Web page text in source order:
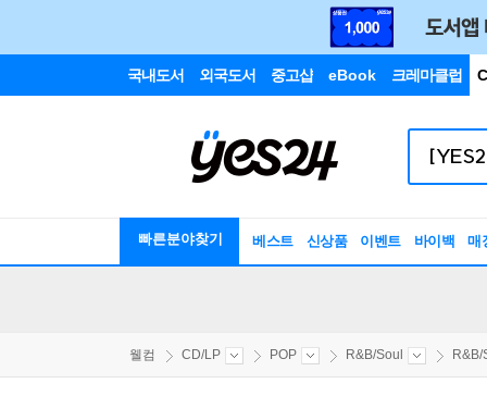
국내도서 외국도서 중고샵 eBook 크레마클럽
빠른분야찾기 베스트 신상품 이벤트 바이백 매
웰컴 CD/LP POP R&B/Soul